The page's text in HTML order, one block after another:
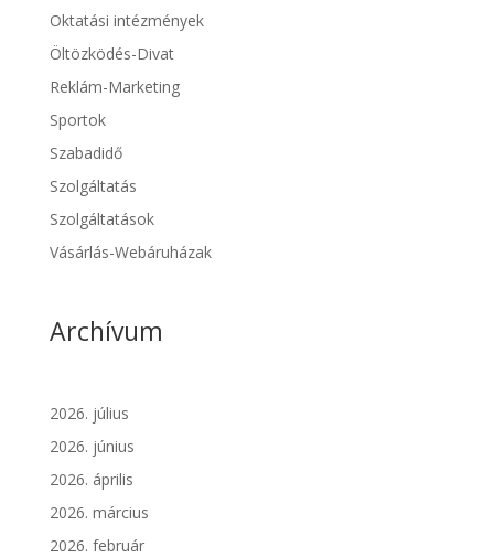
Oktatási intézmények
Öltözködés-Divat
Reklám-Marketing
Sportok
Szabadidő
Szolgáltatás
Szolgáltatások
Vásárlás-Webáruházak
Archívum
2026. július
2026. június
2026. április
2026. március
2026. február